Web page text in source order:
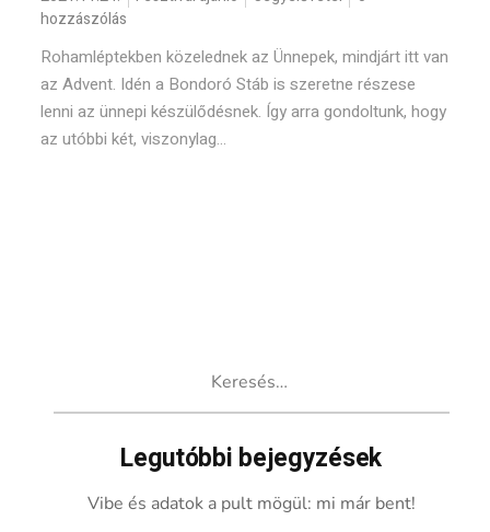
hozzászólás
Rohamléptekben közelednek az Ünnepek, mindjárt itt van
az Advent. Idén a Bondoró Stáb is szeretne részese
lenni az ünnepi készülődésnek. Így arra gondoltunk, hogy
az utóbbi két, viszonylag...
Legutóbbi bejegyzések
Vibe és adatok a pult mögül: mi már bent!